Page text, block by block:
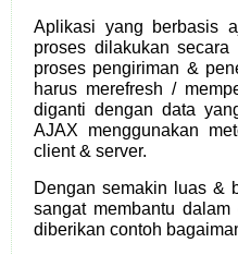
Aplikasi yang berbasis
proses dilakukan
proses pengiriman &
harus merefresh /
diganti dengan data
AJAX menggunakan
client & server.
Dengan semakin luas &
sangat membantu
diberikan contoh